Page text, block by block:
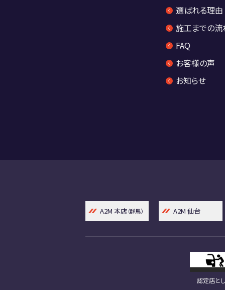
選ばれる理由
施工までの流
FAQ
お客様の声
お知らせ
A2M 本店（群馬） A2M 仙台
認定店と